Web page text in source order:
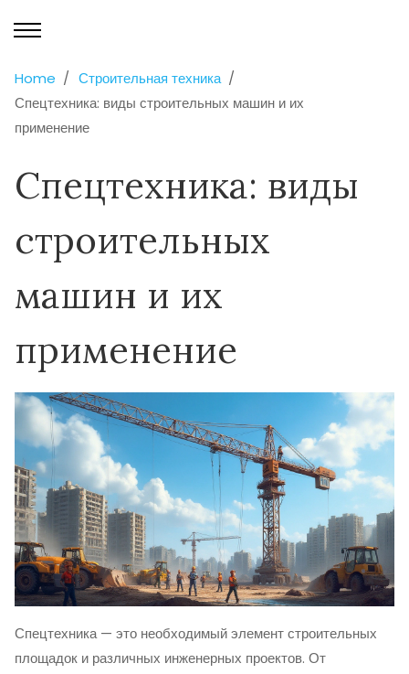
Home
Строительная техника
Спецтехника: виды строительных машин и их
применение
Спецтехника: виды
строительных
машин и их
применение
Спецтехника — это необходимый элемент строительных
площадок и различных инженерных проектов. От